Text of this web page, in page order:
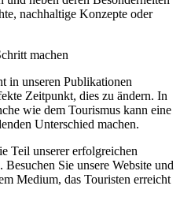
nachhaltige Konzepte oder
machen
in unseren Publikationen
Zeitpunkt, dies zu ändern. In
wie dem Tourismus kann eine
Unterschied machen.
Teil unserer erfolgreichen
Sie unsere Website und
Medium, das Touristen erreicht